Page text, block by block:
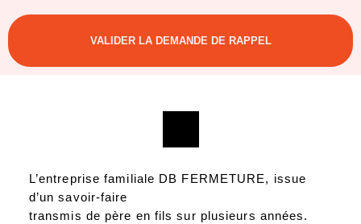
VALIDER LA DEMANDE DE RAPPEL
L’entreprise familiale DB FERMETURE, issue
d’un savoir-faire
transmis de père en fils sur plusieurs années.